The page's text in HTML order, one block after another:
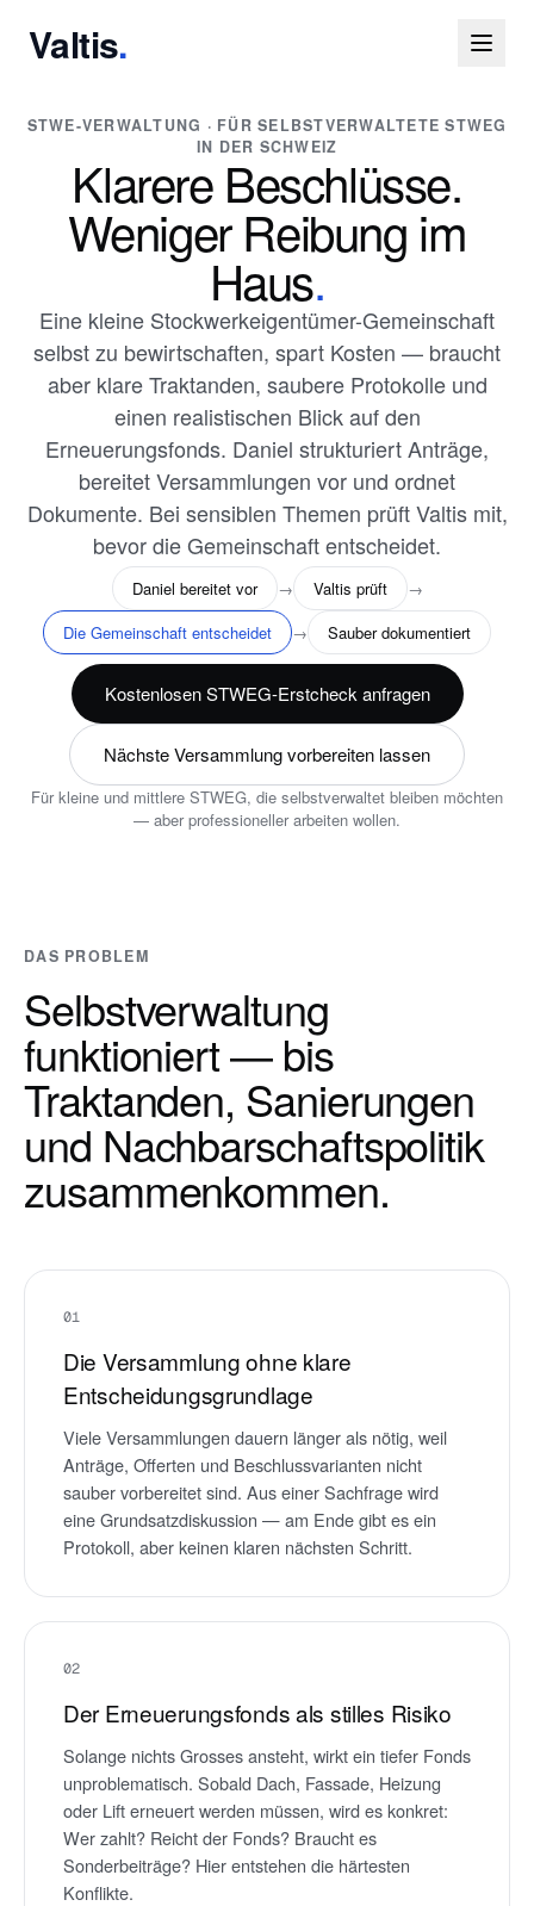
Valtis.
STWE-VERWALTUNG · FÜR SELBSTVERWALTETE STWEG
IN DER SCHWEIZ
Klarere Beschlüsse.
Weniger Reibung im
Haus.
Eine kleine Stockwerkeigentümer-Gemeinschaft
selbst zu bewirtschaften, spart Kosten — braucht
aber klare Traktanden, saubere Protokolle und
einen realistischen Blick auf den
Erneuerungsfonds. Daniel strukturiert Anträge,
bereitet Versammlungen vor und ordnet
Dokumente. Bei sensiblen Themen prüft Valtis mit,
bevor die Gemeinschaft entscheidet.
Daniel bereitet vor → Valtis prüft
→
Die Gemeinschaft entscheidet
→ Sauber dokumentiert
Kostenlosen STWEG-Erstcheck anfragen
Nächste Versammlung vorbereiten lassen
Für kleine und mittlere STWEG, die selbstverwaltet bleiben möchten
— aber professioneller arbeiten wollen.
DAS PROBLEM
Selbstverwaltung
funktioniert — bis
Traktanden, Sanierungen
und Nachbarschaftspolitik
zusammenkommen.
01
Die Versammlung ohne klare
Entscheidungsgrundlage
Viele Versammlungen dauern länger als nötig, weil
Anträge, Offerten und Beschlussvarianten nicht
sauber vorbereitet sind. Aus einer Sachfrage wird
eine Grundsatzdiskussion — am Ende gibt es ein
Protokoll, aber keinen klaren nächsten Schritt.
02
Der Erneuerungsfonds als stilles Risiko
Solange nichts Grosses ansteht, wirkt ein tiefer Fonds
unproblematisch. Sobald Dach, Fassade, Heizung
oder Lift erneuert werden müssen, wird es konkret:
Wer zahlt? Reicht der Fonds? Braucht es
Sonderbeiträge? Hier entstehen die härtesten
Konflikte.